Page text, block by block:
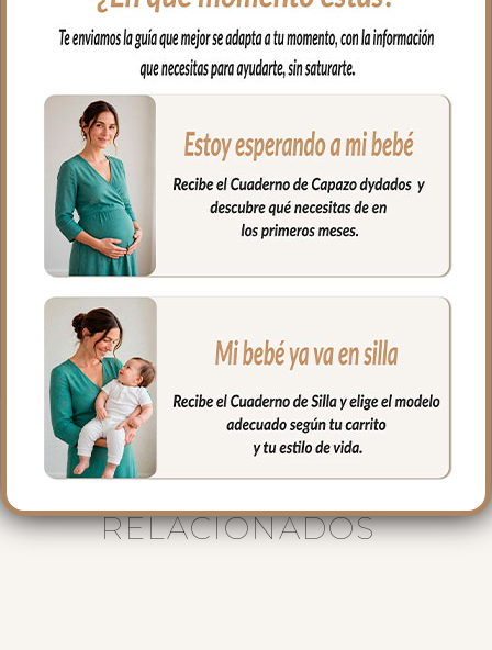
el bolso en los paseos y salidas con tu
bebé. Cambiador en tejido polipiel
estampada, una polipiel muy suave y
agradable.
En el interior tejido blanco e impermeable
para los posibles escapes del bebé.
Muy fácil de limpiar por ambos lados,
puedes limpiar con paño húmedo y
cuando necesites puedes lavar en
abrasivos y secado al natural.
Medidas: 38 x 58 cms
RELACIONADOS